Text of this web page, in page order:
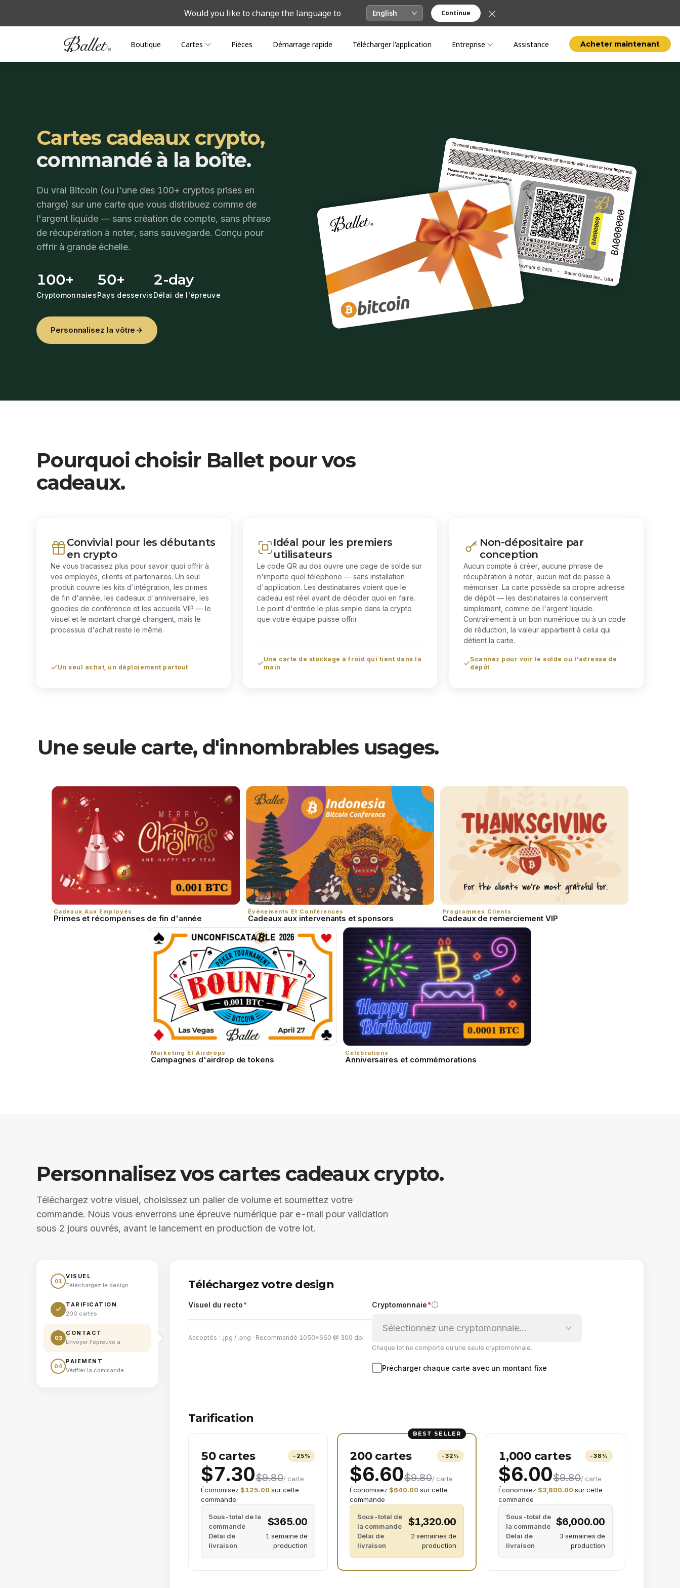
Would you like to change the language to English Continue
Boutique Cartes Pièces Démarrage rapide Télécharger l'application Entreprise Assistance Acheter maintenant
Cartes cadeaux crypto,
commandé à la boîte.
Du vrai Bitcoin (ou l'une des 100+ cryptos prises en
charge) sur une carte que vous distribuez comme de
l'argent liquide — sans création de compte, sans phrase
de récupération à noter, sans sauvegarde. Conçu pour
offrir à grande échelle.
100+
Cryptomonnaies
50+
Pays desservis
2-day
Délai de l'épreuve
Personnalisez la vôtre
Pourquoi choisir Ballet pour vos
cadeaux.
Convivial pour les débutants
en crypto
Ne vous tracassez plus pour savoir quoi offrir à
vos employés, clients et partenaires. Un seul
produit couvre les kits d'intégration, les primes
de fin d'année, les cadeaux d'anniversaire, les
goodies de conférence et les accueils VIP — le
visuel et le montant chargé changent, mais le
processus d'achat reste le même.
Un seul achat, un déploiement partout
Idéal pour les premiers
utilisateurs
Le code QR au dos ouvre une page de solde sur
n'importe quel téléphone — sans installation
d'application. Les destinataires voient que le
cadeau est réel avant de décider quoi en faire.
Le point d'entrée le plus simple dans la crypto
que votre équipe puisse offrir.
Une carte de stockage à froid qui tient dans la
main
Non-dépositaire par
conception
Aucun compte à créer, aucune phrase de
récupération à noter, aucun mot de passe à
mémoriser. La carte possède sa propre adresse
de dépôt — les destinataires la conservent
simplement, comme de l'argent liquide.
Contrairement à un bon numérique ou à un code
de réduction, la valeur appartient à celui qui
détient la carte.
Scannez pour voir le solde ou l'adresse de
dépôt
Une seule carte, d'innombrables usages.
Cadeaux Aux Employés
Primes et récompenses de fin d'année
Événements Et Conférences
Cadeaux aux intervenants et sponsors
Programmes Clients
Cadeaux de remerciement VIP
Marketing Et Airdrops
Campagnes d'airdrop de tokens
Célébrations
Anniversaires et commémorations
Personnalisez vos cartes cadeaux crypto.
Téléchargez votre visuel, choisissez un palier de volume et soumettez votre
commande. Nous vous enverrons une épreuve numérique par e-mail pour validation
sous 2 jours ouvrés, avant le lancement en production de votre lot.
01
VISUEL
Téléchargez le design
TARIFICATION
200 cartes
03
CONTACT
Envoyer l'épreuve à
04
PAIEMENT
Vérifier la commande
Téléchargez votre design
Visuel du recto*
Acceptés : .jpg / .png · Recommandé 1050×660 @ 300 dpi
Cryptomonnaie*
Sélectionnez une cryptomonnaie…
Chaque lot ne comporte qu'une seule cryptomonnaie.
Précharger chaque carte avec un montant fixe
Tarification
50 cartes − 25%
$7.30$9.80/ carte
Économisez $125.00 sur cette
commande
Sous-total de la
commande
$365.00
Délai de
livraison
1 semaine de
production
BEST SELLER
200 cartes −32%
$6.60$9.80/ carte
Économisez $640.00 sur cette
commande
Sous-total de
la commande
$1,320.00
Délai de
livraison
2 semaines de
production
1,000 cartes −38 %
$6.00$9.80/ carte
Économisez $3,800.00 sur cette
commande
Sous-total de
la commande
$6,000.00
Délai de
livraison
3 semaines de
production